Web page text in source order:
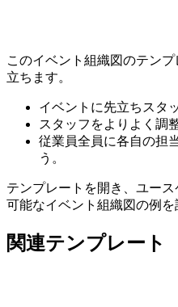
このイベント組織図のテン
立ちます。
イベントに先立ちスタ
スタッフをよりよく調
従業員全員に各自の担
う。
テンプレートを開き、ユー
可能なイベント組織図の例を
関連テンプレート